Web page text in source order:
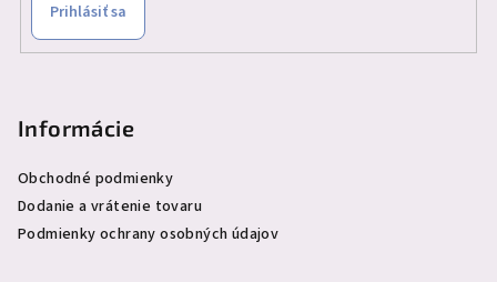
Prihlásiť sa
Informácie
Obchodné podmienky
Dodanie a vrátenie tovaru
Podmienky ochrany osobných údajov